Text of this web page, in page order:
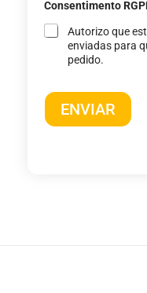
Consentimento
Autorizo ​​que
enviadas para
pedido.
ENVIAR